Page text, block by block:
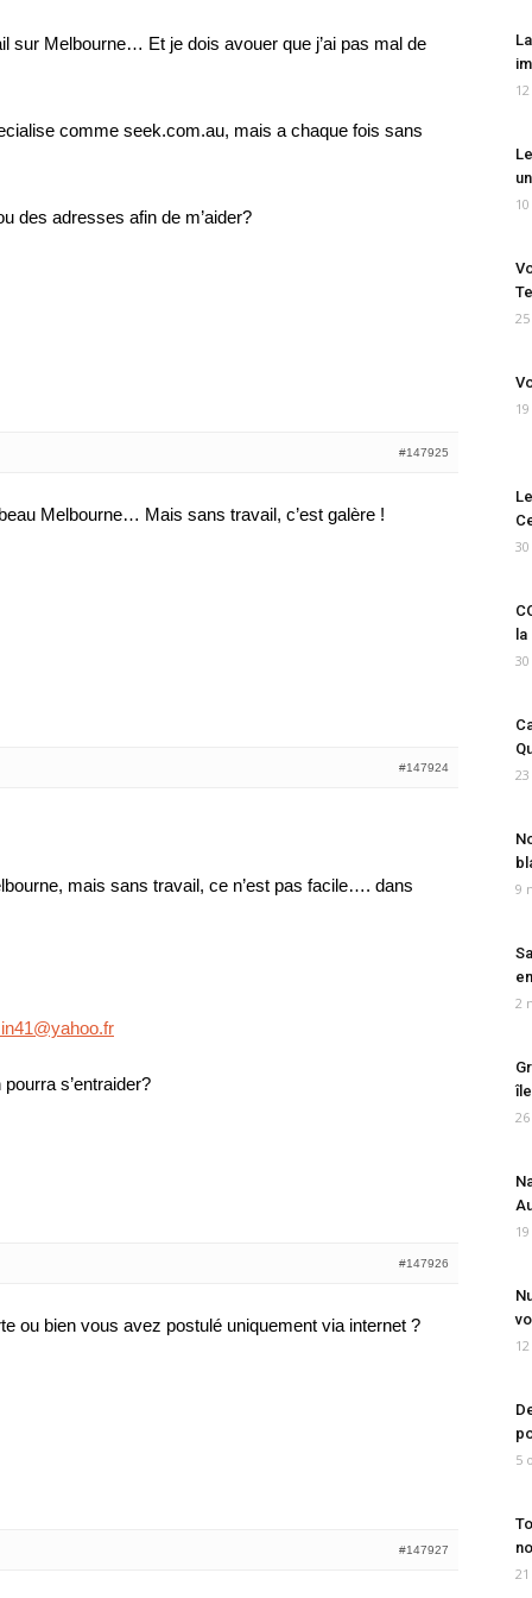
sur Melbourne… Et je dois avouer que j’ai pas mal de
comme seek.com.au, mais a chaque fois sans
des adresses afin de m’aider?
#147925
Melbourne… Mais sans travail, c’est galère !
#147924
mais sans travail, ce n’est pas facile…. dans
s’entraider?
#147926
ou bien vous avez postulé uniquement via internet ?
#147927
9
2
5